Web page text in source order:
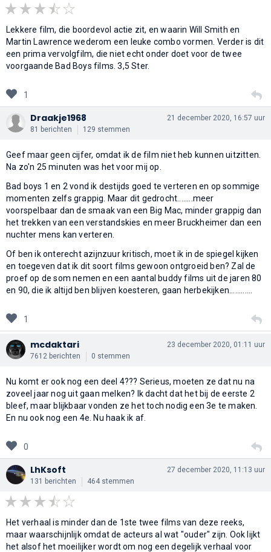
Lekkere film, die boordevol actie zit, en waarin Will Smith en
Martin Lawrence wederom een leuke combo vormen. Verder is dit
een prima vervolgfilm, die niet echt onder doet voor de twee
voorgaande Bad Boys films. 3,5 Ster.
1
Draakje1968
81 berichten 129 stemmen
21 december 2020, 16:57 uur
Geef maar geen cijfer, omdat ik de film niet heb kunnen uitzitten.
Na zo'n 25 minuten was het voor mij op.
Bad boys 1 en 2 vond ik destijds goed te verteren en op sommige
momenten zelfs grappig. Maar dit gedrocht........meer
voorspelbaar dan de smaak van een Big Mac, minder grappig dan
het trekken van een verstandskies en meer Bruckheimer dan een
nuchter mens kan verteren.
Of ben ik onterecht azijnzuur kritisch, moet ik in de spiegel kijken
en toegeven dat ik dit soort films gewoon ontgroeid ben? Zal de
proef op de som nemen en een aantal buddy films uit de jaren 80
en 90, die ik altijd ben blijven koesteren, gaan herbekijken............
1
mcdaktari
7612 berichten 0 stemmen
23 december 2020, 01:11 uur
Nu komt er ook nog een deel 4??? Serieus, moeten ze dat nu na
zoveel jaar nog uit gaan melken? Ik dacht dat het bij de eerste 2
bleef, maar blijkbaar vonden ze het toch nodig een 3e te maken.
En nu ook nog een 4e. Nu haak ik af.
0
LhKsoft
131 berichten 464 stemmen
27 december 2020, 11:13 uur
Het verhaal is minder dan de 1ste twee films van deze reeks,
maar waarschijnlijk omdat de acteurs al wat "ouder" zijn. Ook lijkt
het alsof het moeilijker wordt om nog een degelijk verhaal voor